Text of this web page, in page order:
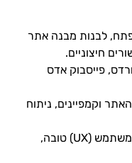
לבנות מבנה אתר
חיצוניים.
פייסבוק אדס
וקמפיינים, ניתוח
כיצד ליצור חוויית משתמש (UX) טובה,